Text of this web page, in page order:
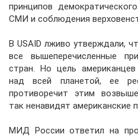
принципов
СМИ и соблюдения
В USAID лживо утверждали,
все вышеперечисленные
стран. Но цель
над всей планетой, ее
противоречит этим
так ненавидят американские
МИД России ответил на